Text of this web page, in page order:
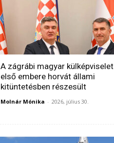
A zágrábi magyar külképviselet
első embere horvát állami
kitüntetésben részesült
Molnár Mónika - 2026, július 30.